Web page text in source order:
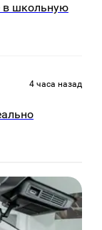
в школьную
4 часа назад